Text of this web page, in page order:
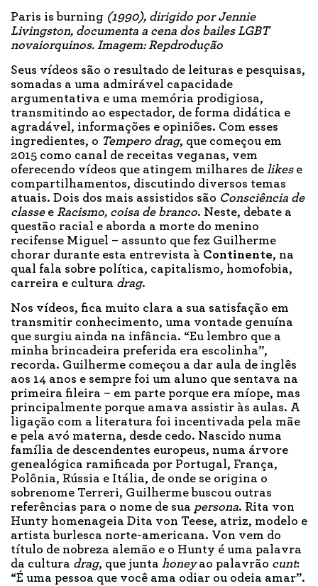
Paris is burning (1990), dirigido por Jennie
Livingston, documenta a cena dos bailes LGBT
novaiorquinos. Imagem: Repdrodução
Seus vídeos são o resultado de leituras e pesquisas,
somadas a uma admirável capacidade
argumentativa e uma memória prodigiosa,
transmitindo ao espectador, de forma didática e
agradável, informações e opiniões. Com esses
ingredientes, o Tempero drag, que começou em
2015 como canal de receitas veganas, vem
oferecendo vídeos que atingem milhares de likese
compartilhamentos, discutindo diversos temas
atuais. Dois dos mais assistidos são Consciência de
classee Racismo, coisa de branco. Neste, debate a
questão racial e aborda a morte do menino
recifense Miguel – assunto que fez Guilherme
chorar durante esta entrevista à Continente, na
qual fala sobre política, capitalismo, homofobia,
carreira e cultura drag.
Nos vídeos, fica muito clara a sua satisfação em
transmitir conhecimento, uma vontade genuína
que surgiu ainda na infância. “Eu lembro que a
minha brincadeira preferida era escolinha”,
recorda. Guilherme começou a dar aula de inglês
aos 14 anos e sempre foi um aluno que sentava na
primeira fileira – em parte porque era míope, mas
principalmente porque amava assistir às aulas. A
ligação com a literatura foi incentivada pela mãe
e pela avó materna, desde cedo. Nascido numa
família de descendentes europeus, numa árvore
genealógica ramificada por Portugal, França,
Polônia, Rússia e Itália, de onde se origina o
sobrenome Terreri, Guilherme buscou outras
referências para o nome de sua persona. Rita von
Hunty homenageia Dita von Teese, atriz, modelo e
artista burlesca norte-americana. Von vem do
título de nobreza alemão e o Hunty é uma palavra
da cultura drag, que junta honeyao palavrão cunt:
“É uma pessoa que você ama odiar ou odeia amar”.